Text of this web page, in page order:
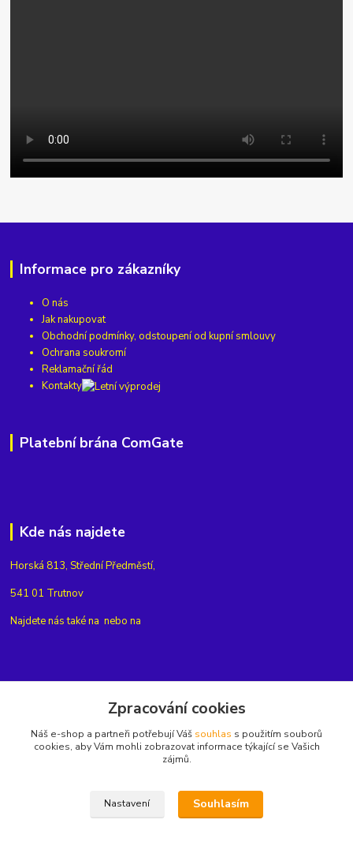
Informace pro zákazníky
O nás
Jak nakupovat
Obchodní podmínky, odstoupení od kupní smlouvy
Ochrana soukromí
Reklamační řád
Kontakty
Platební brána ComGate
Kde nás najdete
Horská 813, Střední Předměstí,
541 01 Trutnov
Najdete nás také na nebo na
+420775654704
Zpracování cookies
Náš e-shop a partneři potřebují Váš souhlas s použitím souborů
cookies, aby Vám mohli zobrazovat informace týkající se Vašich
zájmů.
Nastavení Souhlasím